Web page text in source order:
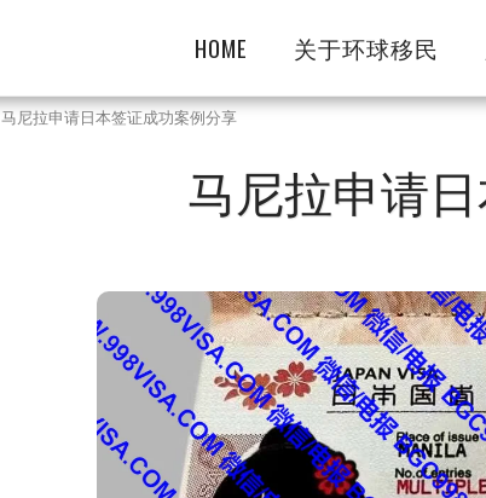
HOME 关于环球移民
马尼拉申请日本签证成功案例分享
马尼拉申请